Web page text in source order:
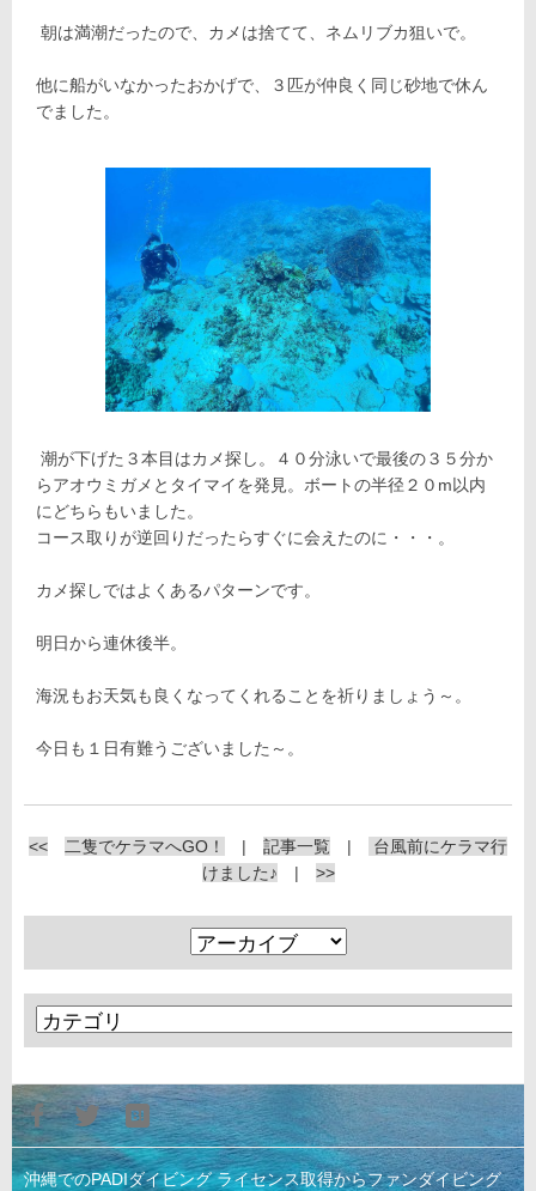
朝は満潮だったので、カメは捨てて、ネムリブカ狙いで。
他に船がいなかったおかげで、３匹が仲良く同じ砂地で休ん
でました。
潮が下げた３本目はカメ探し。４０分泳いで最後の３５分か
らアオウミガメとタイマイを発見。ボートの半径２０m以内
にどちらもいました。
コース取りが逆回りだったらすぐに会えたのに・・・。
カメ探しではよくあるパターンです。
明日から連休後半。
海況もお天気も良くなってくれることを祈りましょう～。
今日も１日有難うございました～。
<< 二隻でケラマへGO！ | 記事一覧 |
台風前にケラマ行
けました♪ | >>
沖縄でのPADIダイビング ライセンス取得からファンダイビング